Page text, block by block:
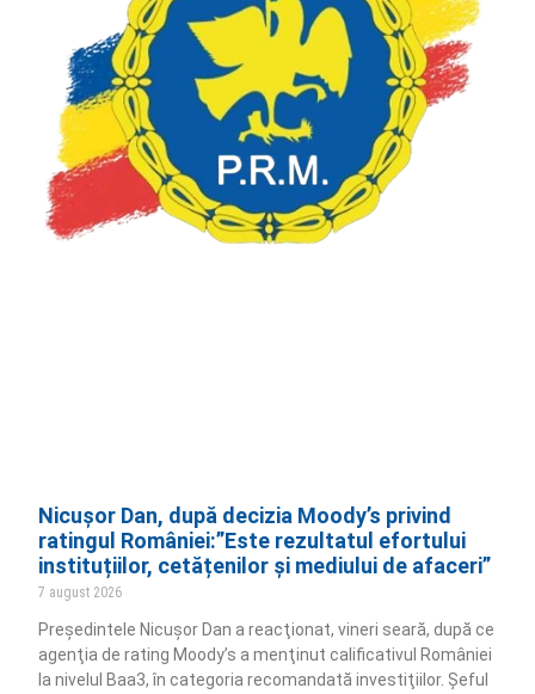
Nicușor Dan, după decizia Moody’s privind
ratingul României:”Este rezultatul efortului
instituțiilor, cetățenilor și mediului de afaceri”
7 august 2026
Preşedintele Nicuşor Dan a reacţionat, vineri seară, după ce
agenţia de rating Moody’s a menţinut calificativul României
la nivelul Baa3, în categoria recomandată investiţiilor. Şeful